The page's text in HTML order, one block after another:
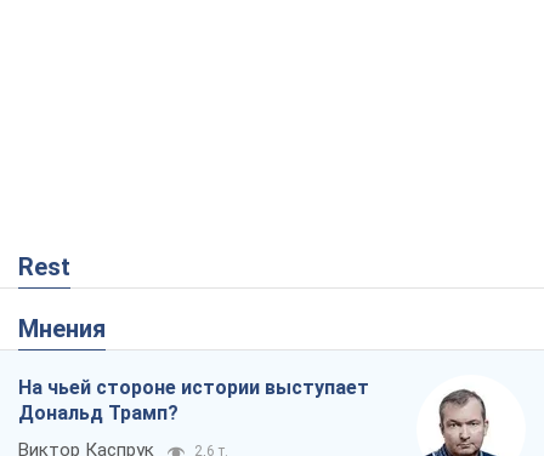
Rest
Мнения
На чьей стороне истории выступает
Дональд Трамп?
Виктор Каспрук 2,6 т.